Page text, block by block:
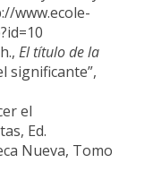
www.ecole-
El título de la
significante”,
el
Ed.
Nueva, Tomo